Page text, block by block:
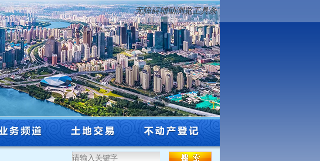
无障碍辅助浏览工具条
关于2025年度沈阳市工程系列自然资源和林业行业高级专业技术... ·沈阳市自然资源局关于市级登记